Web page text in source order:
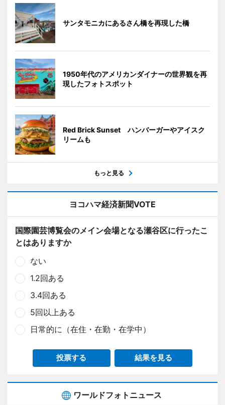
サンタモニカにあるさん橋を再現した橋
1950年代のアメリカンダイナーの世界観を再
現したフォトスポット
Red Brick Sunset ハンバーガーやアイスク
リームも
もっと見る
ヨコハマ経済新聞VOTE
国際園芸博覧会のメイン会場となる瀬谷区に行ったこ
とはありますか
ない
1.2回ある
3.4回ある
5回以上ある
日常的に（在住・在勤・在学中）
投票する 結果を見る
ワールドフォトニュース